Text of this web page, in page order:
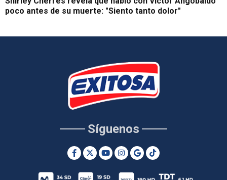
poco antes de su muerte: "Siento tanto dolor"
Síguenos